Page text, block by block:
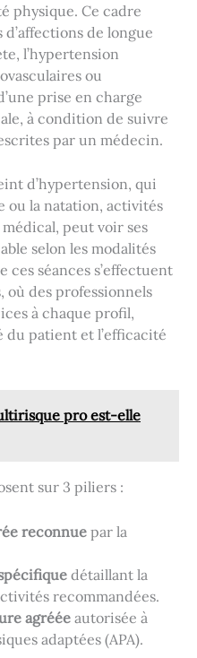
physique. Ce cadre
de longue
l’hypertension
ou
prise en charge
à condition de suivre
par un médecin.
d’hypertension, qui
ou la natation, activités
peut voir ses
selon les modalités
ces séances s’effectuent
où des professionnels
à chaque profil,
du patient et l’efficacité
pro est-elle
sur 3 piliers :
reconnue par la
détaillant la
recommandées.
agréée autorisée à
adaptées (APA).